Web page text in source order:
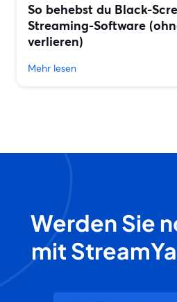
So behebst du Black-
Streaming-Software
verlieren)
Mehr lesen
Werden Sie
mit